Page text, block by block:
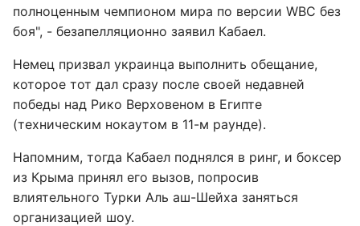
полноценным чемпионом мира по версии WBC без
боя", - безапелляционно заявил Кабаел.
Немец призвал украинца выполнить обещание,
которое тот дал сразу после своей недавней
победы над Рико Верховеном в Египте
(техническим нокаутом в 11-м раунде).
Напомним, тогда Кабаел поднялся в ринг, и боксер
из Крыма принял его вызов, попросив
влиятельного Турки Аль аш-Шейха заняться
организацией шоу.